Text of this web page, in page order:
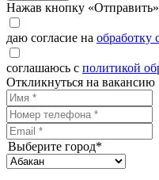
Нажав кнопку
даю согласие на обработку
соглашаюсь с политикой
Откликнуться на вакансию
Выберите город*